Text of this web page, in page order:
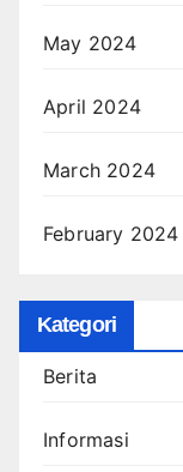
May 2024
April 2024
March 2024
February 2024
Kategori
Berita
Informasi